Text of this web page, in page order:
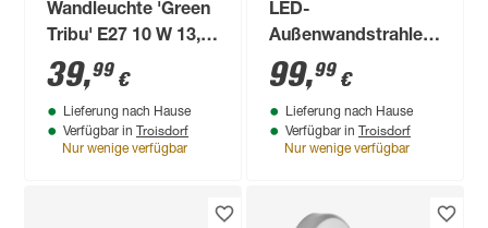
Wandleuchte 'Green
Tribu' E27 10 W 13,5
x 29,5 x 21 cm
39,99 €
Lieferung nach Hause
Verfügbar in Troisdorf
Nur wenige verfügbar
LED-
Außenwandstrahler
'Spot DUO Sensor'
mit
Bewegungssensor
14,95 W 1024 lm
99,99 €
Lieferung nach Hause
Verfügbar in Troisdorf
Nur wenige verfügbar